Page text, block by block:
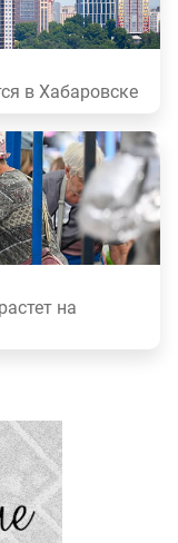
в Хабаровске
на